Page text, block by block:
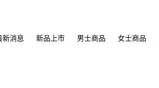
新消息 新品上市 男士商品 女士商品